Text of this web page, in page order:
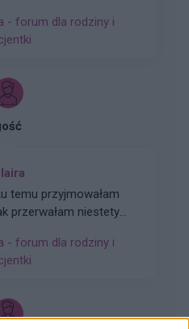
dolegliwość?.
- forum dla rodziny i
tabletki mimo iż
wezmę 5
tabletkę ?
- forum dla rodziny i